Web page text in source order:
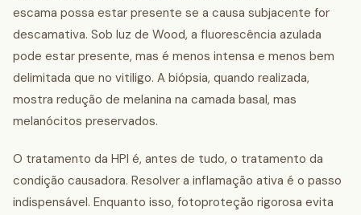
escama possa estar presente se a causa subjacente for
descamativa. Sob luz de Wood, a fluorescência azulada
pode estar presente, mas é menos intensa e menos bem
delimitada que no vitiligo. A biópsia, quando realizada,
mostra redução de melanina na camada basal, mas
melanócitos preservados.
O tratamento da HPI é, antes de tudo, o tratamento da
condição causadora. Resolver a inflamação ativa é o passo
indispensável. Enquanto isso, fotoproteção rigorosa evita